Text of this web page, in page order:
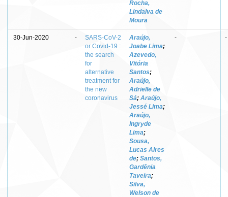
Rocha,
Lindalva de
Moura
30-Jun-2020 -
SARS-CoV-2
or Covid-19 :
the search
for
alternative
treatment for
the new
coronavirus
Araújo,
Joabe Lima;
Azevedo,
Vitória
Santos;
Araújo,
Adrielle de
Sá; Araújo,
Jessé Lima;
Araújo,
Ingryde
Lima;
Sousa,
Lucas Aires
de; Santos,
Gardênia
Taveira;
Silva,
Welson de
- -